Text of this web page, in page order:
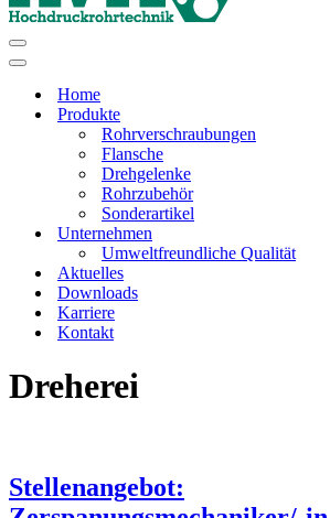
Navigations-
Menü
Navigations-
Home
Produkte
Rohrverschraubungen
Flansche
Drehgelenke
Rohrzubehör
Sonderartikel
Unternehmen
Umweltfreundliche Qualität
Aktuelles
Downloads
Karriere
Kontakt
Dreherei
Stellenangebot: